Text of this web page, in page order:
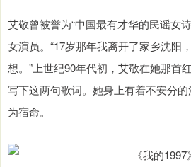
艾敬曾被誉为“中国最有才华的民谣女
女演员。“17岁那年我离开了家乡沈阳
想。”上世纪90年代初，艾敬在她那首
写下这两句歌词。她身上有着不安分
为宿命。